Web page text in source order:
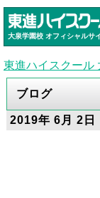
大泉学園校 オフィシャルサ
東進ハイスクール
ブログ
2019年 6月 2日